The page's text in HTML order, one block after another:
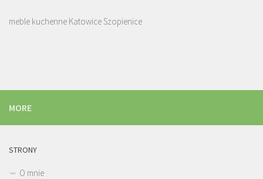
meble kuchenne Katowice Szopienice
MORE
STRONY
O mnie